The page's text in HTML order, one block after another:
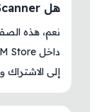
هل Pic Scanner متوفر حاليًا في AM Store؟
إلى الاشتراك